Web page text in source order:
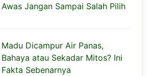
Awas Jangan Sampai Salah Pilih
Madu Dicampur Air Panas,
Bahaya atau Sekadar Mitos? Ini
Fakta Sebenarnya